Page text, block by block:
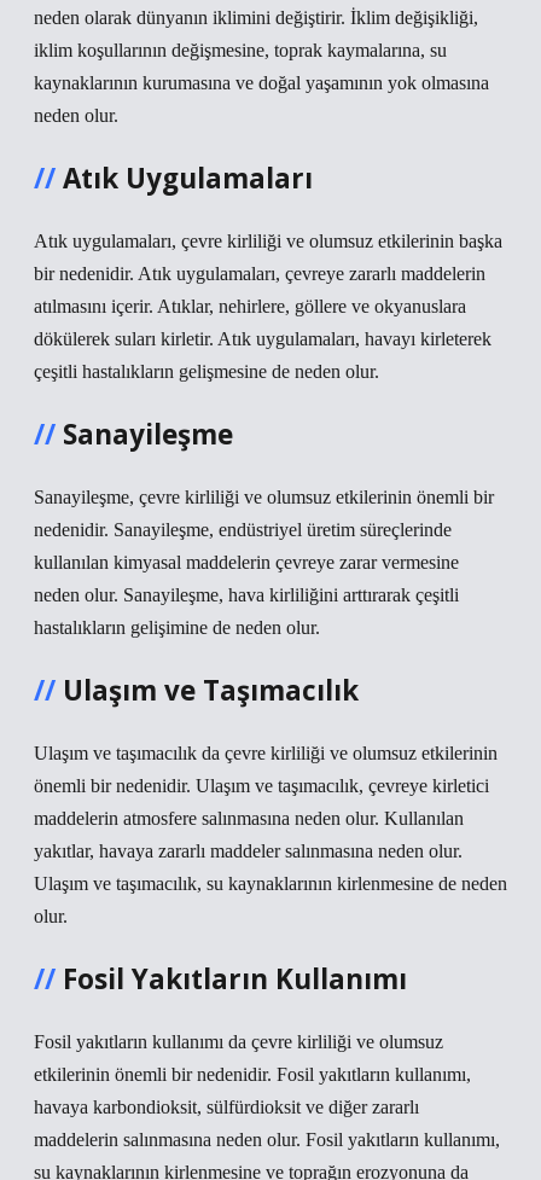
neden olarak dünyanın iklimini değiştirir. İklim değişikliği,
iklim koşullarının değişmesine, toprak kaymalarına, su
kaynaklarının kurumasına ve doğal yaşamının yok olmasına
neden olur.
Atık Uygulamaları
Atık uygulamaları, çevre kirliliği ve olumsuz etkilerinin başka
bir nedenidir. Atık uygulamaları, çevreye zararlı maddelerin
atılmasını içerir. Atıklar, nehirlere, göllere ve okyanuslara
dökülerek suları kirletir. Atık uygulamaları, havayı kirleterek
çeşitli hastalıkların gelişmesine de neden olur.
Sanayileşme
Sanayileşme, çevre kirliliği ve olumsuz etkilerinin önemli bir
nedenidir. Sanayileşme, endüstriyel üretim süreçlerinde
kullanılan kimyasal maddelerin çevreye zarar vermesine
neden olur. Sanayileşme, hava kirliliğini arttırarak çeşitli
hastalıkların gelişimine de neden olur.
Ulaşım ve Taşımacılık
Ulaşım ve taşımacılık da çevre kirliliği ve olumsuz etkilerinin
önemli bir nedenidir. Ulaşım ve taşımacılık, çevreye kirletici
maddelerin atmosfere salınmasına neden olur. Kullanılan
yakıtlar, havaya zararlı maddeler salınmasına neden olur.
Ulaşım ve taşımacılık, su kaynaklarının kirlenmesine de neden
olur.
Fosil Yakıtların Kullanımı
Fosil yakıtların kullanımı da çevre kirliliği ve olumsuz
etkilerinin önemli bir nedenidir. Fosil yakıtların kullanımı,
havaya karbondioksit, sülfürdioksit ve diğer zararlı
maddelerin salınmasına neden olur. Fosil yakıtların kullanımı,
su kaynaklarının kirlenmesine ve toprağın erozyonuna da